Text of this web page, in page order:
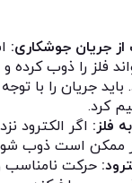
از جریان جوشکاری:
فلز را ذوب
جریان را با
کرد.
فلز: اگر الکترود
ممکن است ذوب
حرکت نامناسب